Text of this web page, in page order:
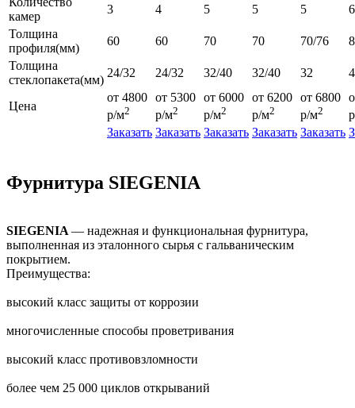
камер
3 4 5 5 5
6
Толщина
профиля(мм)
60 60 70 70 70/76
Толщина
стеклопакета(мм)
24/32 24/32 32/40 32/40 32
Цена
от 4800
р/м2
от 5300
р/м2
от 6000
р/м2
от 6200
р/м2
от 6800
р/м2
Заказать Заказать Заказать Заказать Заказать
Фурнитура SIEGENIA
SIEGENIA — надежная и функциональная фурнитура,
выполненная из эталонного сырья с гальваническим
покрытием.
Преимущества:
высокий класс защиты от коррозии
многочисленные способы проветривания
высокий класс противовзломности
более чем 25 000 циклов открываний